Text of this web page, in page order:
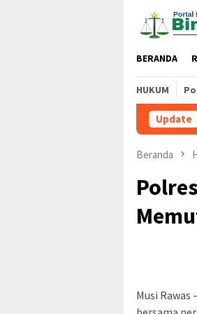
konten
BERANDA
HUKUM
Update
Beranda
Musi